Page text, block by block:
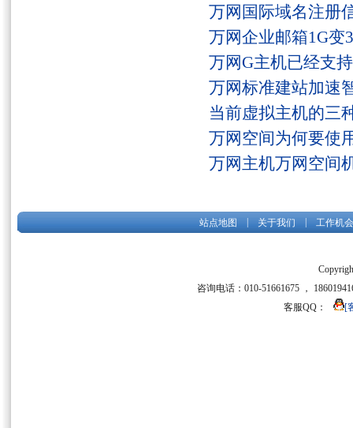
万网国际域名注册
万网企业邮箱1G变
万网G主机已经支
万网标准建站加速
当前虚拟主机的三
万网空间为何要使
万网主机万网空间
站点地图 关于我们 工作机会
咨询电话：010-51661675 ，
客服QQ：
[